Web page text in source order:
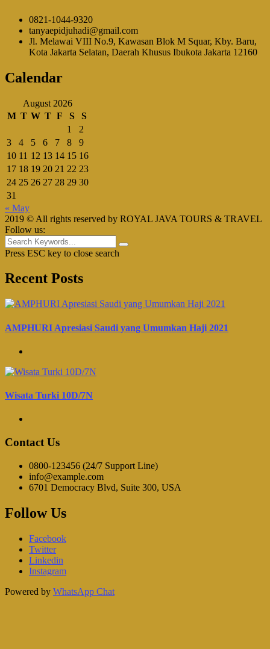
0821-1044-9320
tanyaepidjuhadi@gmail.com
Jl. Melawai VIII No.9, Kawasan Blok M Squar, Kby. Baru,
Kota Jakarta Selatan, Daerah Khusus Ibukota Jakarta 12160
Calendar
August 2026
M T W T F S
S
1
2
3
4 5 6 7 8
9
10 11 12 13 14 15 16
17 18 19 20 21 22 23
24 25 26 27 28 29 30
31
« May
2019 © All rights reserved by ROYAL JAVA TOURS & TRAVEL
Follow us:
Press ESC key to close search
Recent Posts
AMPHURI Apresiasi Saudi yang Umumkan Haji 2021
Wisata Turki 10D/7N
Contact Us
0800-123456 (24/7 Support Line)
info@example.com
6701 Democracy Blvd, Suite 300, USA
Follow Us
Facebook
Twitter
Linkedin
Instagram
Powered by WhatsApp Chat